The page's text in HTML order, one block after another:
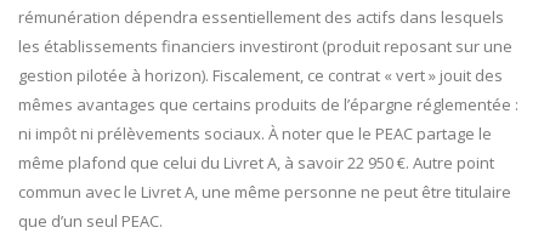
rémunération dépendra essentiellement des actifs dans lesquels
les établissements financiers investiront (produit reposant sur une
gestion pilotée à horizon). Fiscalement, ce contrat « vert » jouit des
mêmes avantages que certains produits de l’épargne réglementée :
ni impôt ni prélèvements sociaux. À noter que le PEAC partage le
même plafond que celui du Livret A, à savoir 22 950 €. Autre point
commun avec le Livret A, une même personne ne peut être titulaire
que d’un seul PEAC.